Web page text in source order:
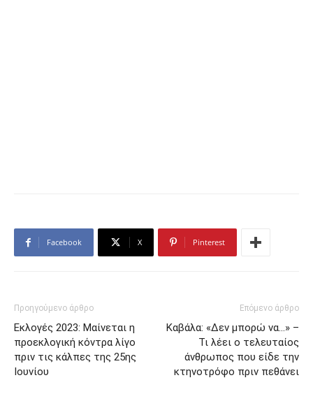
Facebook X Pinterest
Προηγούμενο άρθρο
Εκλογές 2023: Μαίνεται η
προεκλογική κόντρα λίγο
πριν τις κάλπες της 25ης
Ιουνίου
Επόμενο άρθρο
Καβάλα: «Δεν μπορώ να…» –
Τι λέει ο τελευταίος
άνθρωπος που είδε την
κτηνοτρόφο πριν πεθάνει